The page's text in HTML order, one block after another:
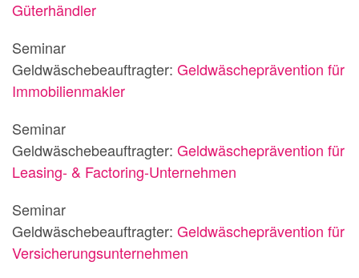
Güterhändler
Seminar
Geldwäschebeauftragter: Geldwäscheprävention für
Immobilienmakler
Seminar
Geldwäschebeauftragter: Geldwäscheprävention für
Leasing- & Factoring-Unternehmen
Seminar
Geldwäschebeauftragter: Geldwäscheprävention für
Versicherungsunternehmen